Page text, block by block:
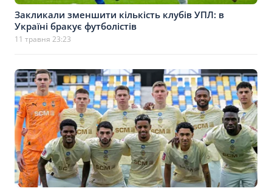
Закликали зменшити кількість клубів УПЛ: в
Україні бракує футболістів
11 травня 23:23